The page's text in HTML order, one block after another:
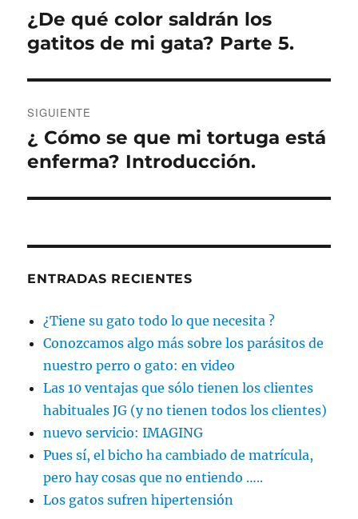
de
entradas
Entrada
anterior:
¿De qué color saldrán los
gatitos de mi gata? Parte 5.
SIGUIENTE
Entrada
siguiente:
¿ Cómo se que mi tortuga está
enferma? Introducción.
ENTRADAS RECIENTES
¿Tiene su gato todo lo que necesita ?
Conozcamos algo más sobre los parásitos de
nuestro perro o gato: en video
Las 10 ventajas que sólo tienen los clientes
habituales JG (y no tienen todos los clientes)
nuevo servicio: IMAGING
Pues sí, el bicho ha cambiado de matrícula,
pero hay cosas que no entiendo …..
Los gatos sufren hipertensión